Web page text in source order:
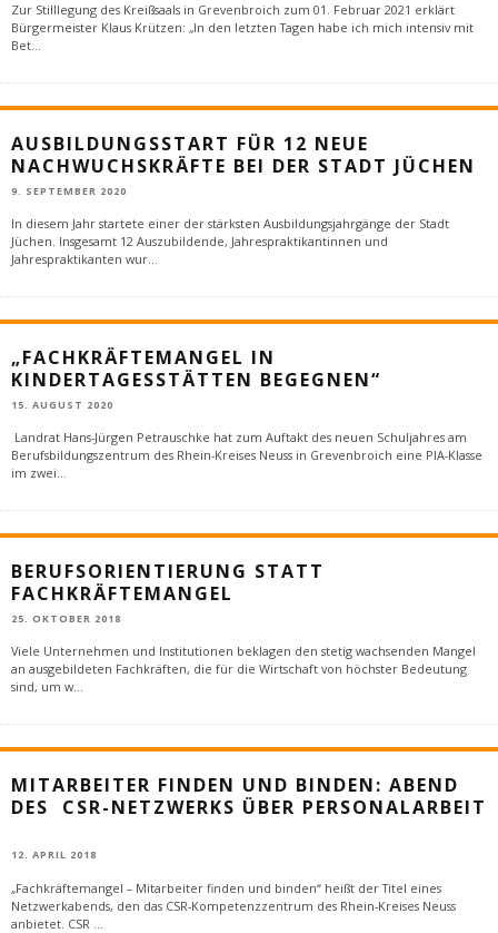
Zur Stilllegung des Kreißsaals in Grevenbroich zum 01. Februar 2021 erklärt
Bürgermeister Klaus Krützen: „In den letzten Tagen habe ich mich intensiv mit
Bet...
AUSBILDUNGSSTART FÜR 12 NEUE
NACHWUCHSKRÄFTE BEI DER STADT JÜCHEN
9. SEPTEMBER 2020
In diesem Jahr startete einer der stärksten Ausbildungsjahrgänge der Stadt
Jüchen. Insgesamt 12 Auszubildende, Jahrespraktikantinnen und
Jahrespraktikanten wur...
„FACHKRÄFTEMANGEL IN
KINDERTAGESSTÄTTEN BEGEGNEN“
15. AUGUST 2020
Landrat Hans-Jürgen Petrauschke hat zum Auftakt des neuen Schuljahres am
Berufsbildungszentrum des Rhein-Kreises Neuss in Grevenbroich eine PIA-Klasse
im zwei...
BERUFSORIENTIERUNG STATT
FACHKRÄFTEMANGEL
25. OKTOBER 2018
Viele Unternehmen und Institutionen beklagen den stetig wachsenden Mangel
an ausgebildeten Fachkräften, die für die Wirtschaft von höchster Bedeutung
sind, um w...
MITARBEITER FINDEN UND BINDEN: ABEND
DES CSR-NETZWERKS ÜBER PERSONALARBEIT
12. APRIL 2018
„Fachkräftemangel – Mitarbeiter finden und binden“ heißt der Titel eines
Netzwerkabends, den das CSR-Kompetenzzentrum des Rhein-Kreises Neuss
anbietet. CSR